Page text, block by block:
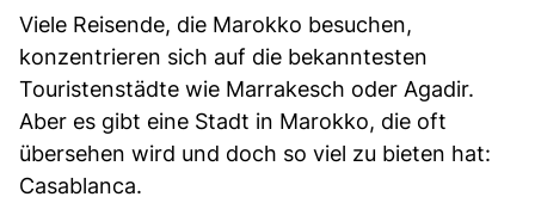
Viele Reisende, die Marokko besuchen,
konzentrieren sich auf die bekanntesten
Touristenstädte wie Marrakesch oder Agadir.
Aber es gibt eine Stadt in Marokko, die oft
übersehen wird und doch so viel zu bieten hat:
Casablanca.